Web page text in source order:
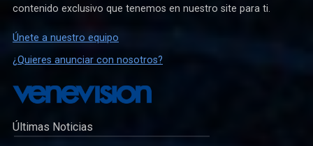
contenido exclusivo que tenemos en nuestro site para ti.
Únete a nuestro equipo
¿Quieres anunciar con nosotros?
Últimas Noticias